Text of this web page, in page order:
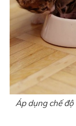
Áp dụng chế